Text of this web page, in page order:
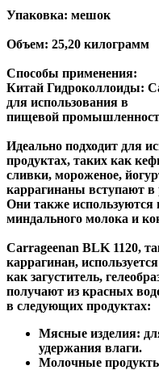
Упаковка: мешок
Объем: 25,20 килограмм
Способы применения:
Китай Гидроколлоиды:
для использования в
пищевой
Идеально подходит для
продуктах, таких как
сливки, мороженое,
каррагинаны вступают
Они также используются
миндального молока и
Carrageenan BLK 1120,
каррагинан,
как загуститель,
получают из красных
в следующих продуктах:
Мясные изделия:
удержания влаги.
Молочные